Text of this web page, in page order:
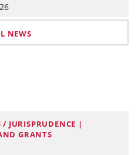
NEWS
JURISPRUDENCE |
GRANTS